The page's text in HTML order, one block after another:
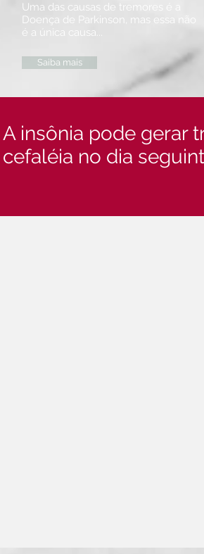
Uma das causas de tremores é a
Doença de Parkinson, mas essa não
é a única causa...
Saiba mais
A insônia pode gerar
cefaléia no dia